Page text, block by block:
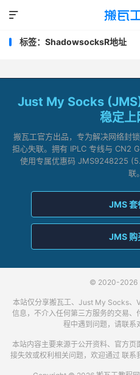

标签：ShadowsocksR地址
Just My Socks
稳定上
搬瓦工官方出品，专为解决网络封
担心失联。拥有 IPLC 专线与 CN2
使用专属优惠码 JMS9248225
联。
JMS 套
JMS 购
© 2020-2026
本站仅分享搬瓦工、Just My Socks、
信息，不介入任何第三方服务的交易
程中遇到问题，请联系
本站内容主要来源于公开资料、官方
接失效或权利相关问题，欢迎通过 联系